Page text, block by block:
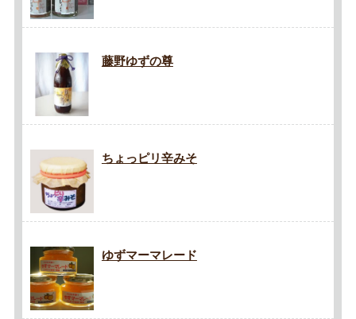
藤野ゆずの尊
ちょっピリ辛みそ
ゆずマーマレード